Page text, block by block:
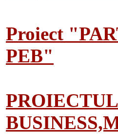
Proiect
PEB"